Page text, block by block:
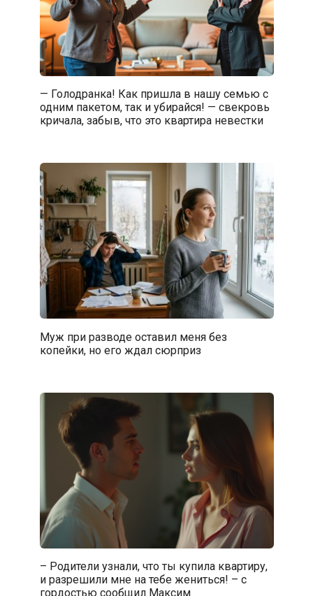
— Голодранка! Как пришла в нашу семью с
одним пакетом, так и убирайся! — свекровь
кричала, забыв, что это квартира невестки
Муж при разводе оставил меня без
копейки, но его ждал сюрприз
– Родители узнали, что ты купила квартиру,
и разрешили мне на тебе жениться! – с
гордостью сообщил Максим